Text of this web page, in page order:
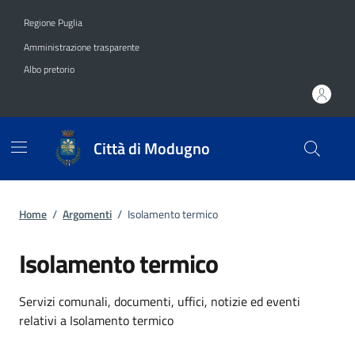
Regione Puglia
Amministrazione trasparente
Albo pretorio
Città di Modugno
Home / Argomenti / Isolamento termico
Isolamento termico
Dettagli dell'argomento
Servizi comunali, documenti, uffici, notizie ed eventi
relativi a Isolamento termico